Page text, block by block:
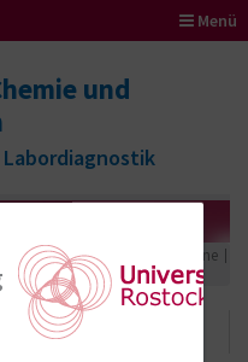
Menü
und
Ringversuchszertifikate
Proteine